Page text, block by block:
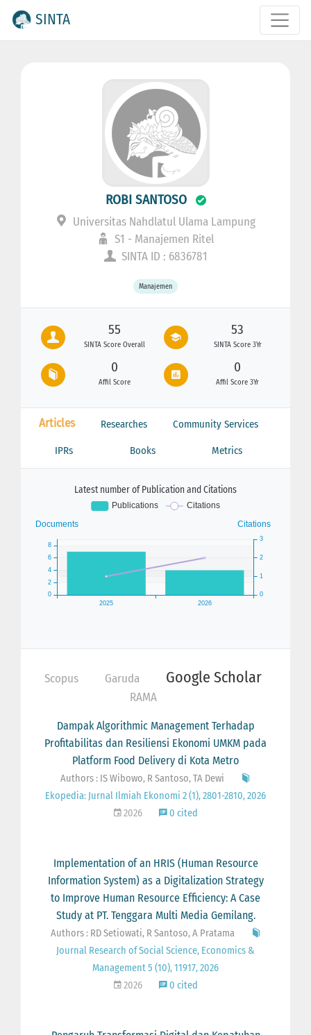
SINTA
ROBI SANTOSO
Universitas Nahdlatul Ulama Lampung
S1 - Manajemen Ritel
SINTA ID : 6836781
Manajemen
55
SINTA Score Overall
53
SINTA Score 3Yr
0
Affil Score
0
Affil Score 3Yr
Articles Researches Community Services
IPRs Books Metrics
Latest number of Publication and Citations
Scopus Garuda Google Scholar
RAMA
Dampak Algorithmic Management Terhadap
Profitabilitas dan Resiliensi Ekonomi UMKM pada
Platform Food Delivery di Kota Metro
Authors : IS Wibowo, R Santoso, TA Dewi
Ekopedia: Jurnal Ilmiah Ekonomi 2 (1), 2801-2810, 2026
2026
0 cited
Implementation of an HRIS (Human Resource
Information System) as a Digitalization Strategy
to Improve Human Resource Efficiency: A Case
Study at PT. Tenggara Multi Media Gemilang.
Authors : RD Setiowati, R Santoso, A Pratama
Journal Research of Social Science, Economics &
Management 5 (10), 11917, 2026
2026
0 cited